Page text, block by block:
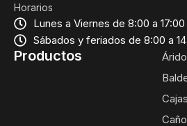
Horarios
Lunes a Viernes de 8:00 a 17:00
Sábados y feriados de 8:00 a
Productos